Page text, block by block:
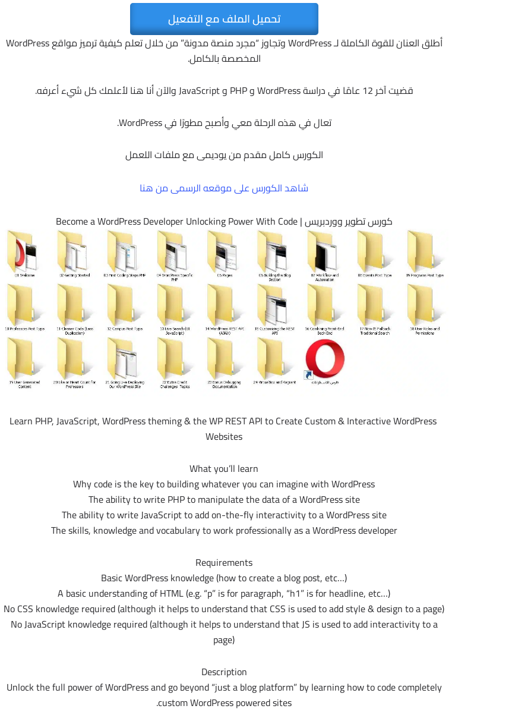
تحميل الملف مع التفعيل
أطلق العنان للقوة الكاملة لـ WordPress وتجاوز “مجرد منصة مدونة” من خلال تعلم كيفية ترميز مواقع WordPress
المخصصة بالكامل.
قضيت آخر 12 عامًا في دراسة WordPress و PHP و JavaScript والآن أنا هنا لأعلمك كل شيء أعرفه.
تعال في هذه الرحلة معي وأصبح مطورًا في WordPress.
الكورس كامل مقدم من يوديمى مع ملفات اللعمل
شاهد الكورس على موقعه الرسمى من هنا
كورس تطوير ووردبريس | Become a WordPress Developer Unlocking Power With Code
Learn PHP, JavaScript, WordPress theming & the WP REST API to Create Custom & Interactive WordPress
Websites
What you’ll learn
Why code is the key to building whatever you can imagine with WordPress
The ability to write PHP to manipulate the data of a WordPress site
The ability to write JavaScript to add on-the-fly interactivity to a WordPress site
The skills, knowledge and vocabulary to work professionally as a WordPress developer
Requirements
Basic WordPress knowledge (how to create a blog post, etc…)
A basic understanding of HTML (e.g. “p” is for paragraph, “h1” is for headline, etc…)
No CSS knowledge required (although it helps to understand that CSS is used to add style & design to a page)
No JavaScript knowledge required (although it helps to understand that JS is used to add interactivity to a
page)
Description
Unlock the full power of WordPress and go beyond “just a blog platform” by learning how to code completely
custom WordPress powered sites.